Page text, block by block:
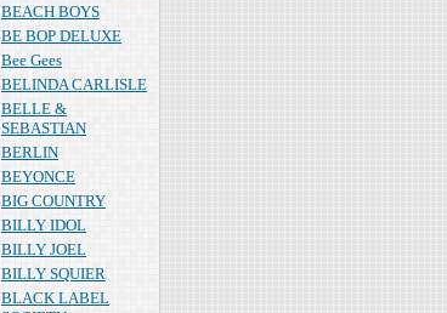
BEACH BOYS
BE BOP DELUXE
Bee Gees
BELINDA CARLISLE
BELLE &
SEBASTIAN
BERLIN
BEYONCE
BIG COUNTRY
BILLY IDOL
BILLY JOEL
BILLY SQUIER
BLACK LABEL